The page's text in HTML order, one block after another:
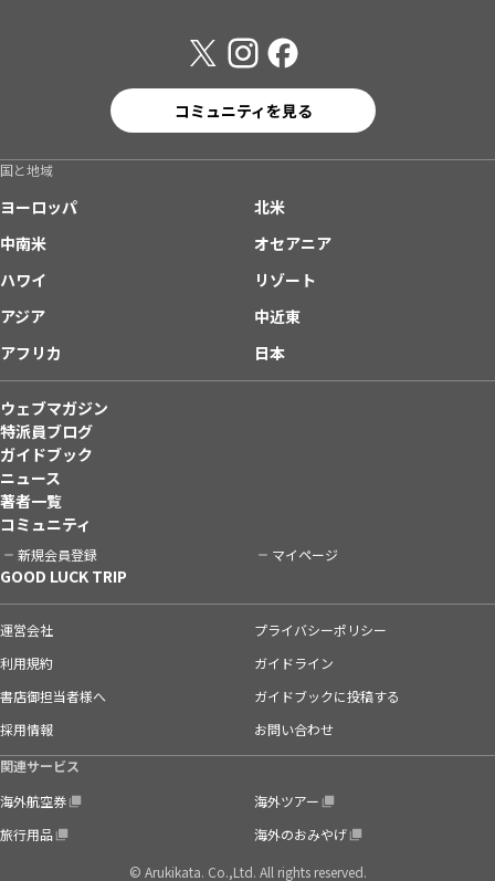
コミュニティを見る
国と地域
ヨーロッパ
北米
中南米
オセアニア
ハワイ
リゾート
アジア
中近東
アフリカ
日本
ウェブマガジン
特派員ブログ
ガイドブック
ニュース
著者一覧
コミュニティ
新規会員登録 マイページ
GOOD LUCK TRIP
運営会社
プライバシーポリシー
利用規約
ガイドライン
書店御担当者様へ
ガイドブックに投稿する
採用情報
お問い合わせ
関連サービス
海外航空券
海外ツアー
旅行用品
海外のおみやげ
© Arukikata. Co.,Ltd. All rights reserved.